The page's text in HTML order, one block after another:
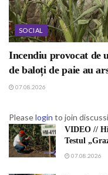
SOCIAL
Incendiu provocat de
de baloți de paie au
07.08.2026
Pleaselogin to join
VIDEO //
Testul
07.08.2026